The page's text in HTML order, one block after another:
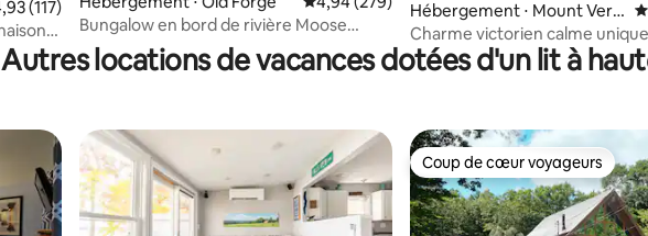
moyenne sur la base de 117 commentaires : 4,93 sur 5
(117)
Bungalow en bord de rivière Moose
3 chambres Old Forge NY
Hébergement ⋅ Mount Vern
on
Charme victorien calme unique
jeu 30 min de NYC
Autres locations de vacances dotées d'un lit à
Coup de cœur voyageurs
Coup de cœur voyageurs